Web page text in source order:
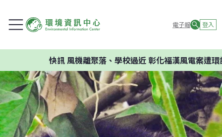
電子報 登入
風機離聚落、學校過近 彰化福漢風電案遭環評判否